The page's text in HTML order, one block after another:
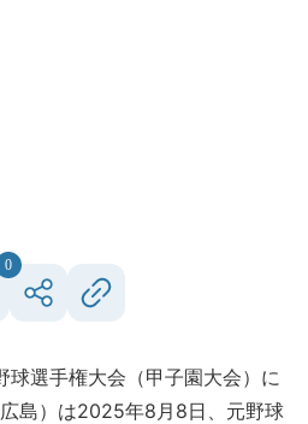
0
選手権大会（甲子園大会）に
島）は2025年8月8日、元野球